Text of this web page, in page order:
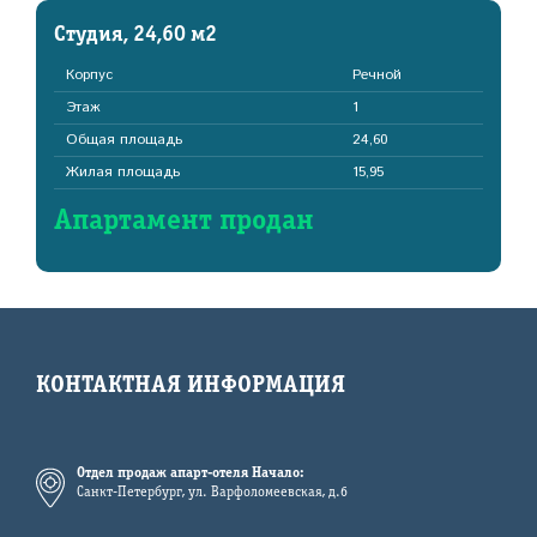
Студия, 24,60 м2
Корпус
Речной
Этаж
1
Общая площадь
24,60
Жилая площадь
15,95
Апартамент продан
КОНТАКТНАЯ ИНФОРМАЦИЯ
Отдел продаж апарт-отеля Начало:
Санкт-Петербург, ул. Варфоломеевская, д.6